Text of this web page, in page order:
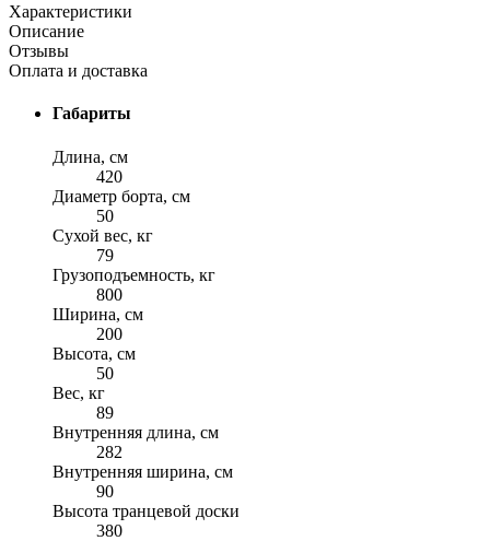
Характеристики
Описание
Отзывы
Оплата и доставка
Габариты
Длина, см
420
Диаметр борта, см
50
Сухой вес, кг
79
Грузоподъемность, кг
800
Ширина, см
200
Высота, см
50
Вес, кг
89
Внутренняя длина, см
282
Внутренняя ширина, см
90
Высота транцевой доски
380